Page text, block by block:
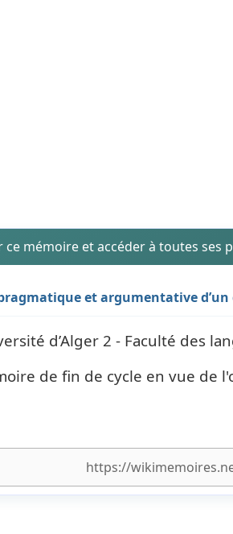
ce mémoire et accéder à toutes ses
et argumentative
d’Alger 2 - Faculté des
de fin de cycle en vue de